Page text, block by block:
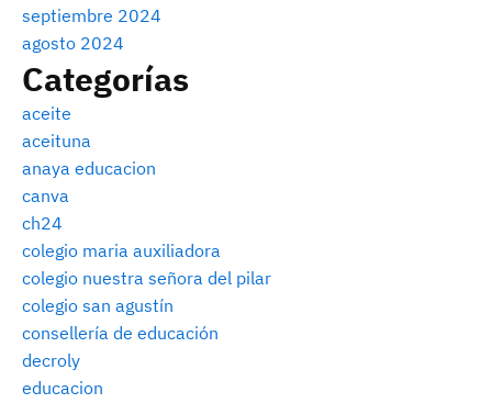
septiembre 2024
agosto 2024
Categorías
aceite
aceituna
anaya educacion
canva
ch24
colegio maria auxiliadora
colegio nuestra señora del pilar
colegio san agustín
consellería de educación
decroly
educacion